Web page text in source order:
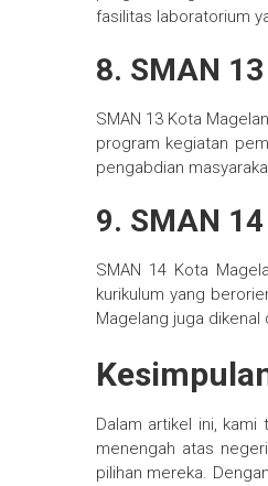
fasilitas laboratorium
8. SMAN
SMAN 13 Kota
program kegiatan
pengabdian
9. SMAN
SMAN 14 Kota
kurikulum yang
Magelang juga
Dalam artikel ini, kami
menengah atas
pilihan mereka.